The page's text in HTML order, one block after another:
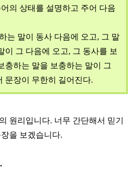
의 상태를 설명하고 주어 다음
는 말이 동사 다음에 오고, 그 말
이 그 다음에 오고, 그 동사를 보
충하는 말을 보충하는 말이 그
문장이 무한히 길어진다.
원리입니다. 너무 간단해서 믿기
을 보겠습니다.